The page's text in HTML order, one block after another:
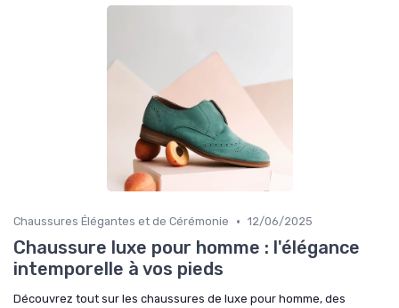
Chaussures Élégantes et de Cérémonie • 12/06/2025
Chaussure luxe pour homme : l'élégance
intemporelle à vos pieds
Découvrez tout sur les chaussures de luxe pour homme, des